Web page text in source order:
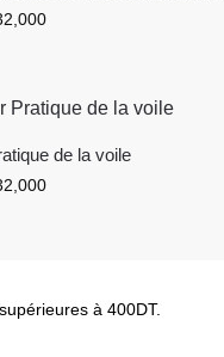
de la voile
à 400DT.